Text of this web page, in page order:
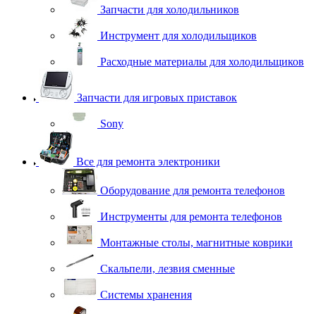
Запчасти для холодильников
Инструмент для холодильщиков
Расходные материалы для холодильщиков
Запчасти для игровых приставок
Sony
Все для ремонта электроники
Оборудование для ремонта телефонов
Инструменты для ремонта телефонов
Монтажные столы, магнитные коврики
Скальпели, лезвия сменные
Системы хранения